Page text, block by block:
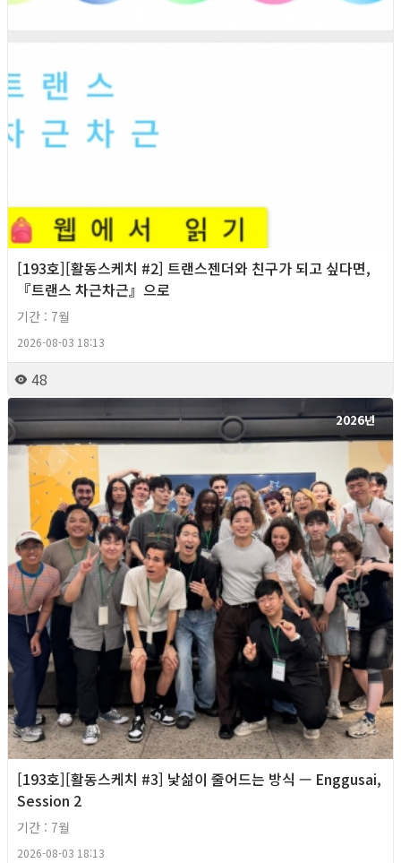
[193호][활동스케치 #2] 트랜스젠더와 친구가 되고 싶다면,
『트랜스 차근차근』으로
기간 : 7월
2026-08-03 18:13
48
2026년
[193호][활동스케치 #3] 낯섦이 줄어드는 방식 — Enggusai,
Session 2
기간 : 7월
2026-08-03 18:13